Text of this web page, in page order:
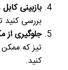
بازبینی
بررسی کنید
جلوگیری
تیز که
کنید.